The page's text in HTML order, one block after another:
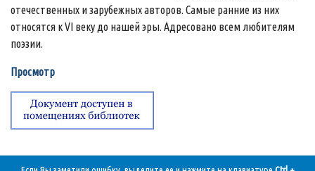
отечественных и зарубежных авторов. Самые ранние из них
относятся к VI веку до нашей эры. Адресовано всем любителям
поэзии.
Просмотр